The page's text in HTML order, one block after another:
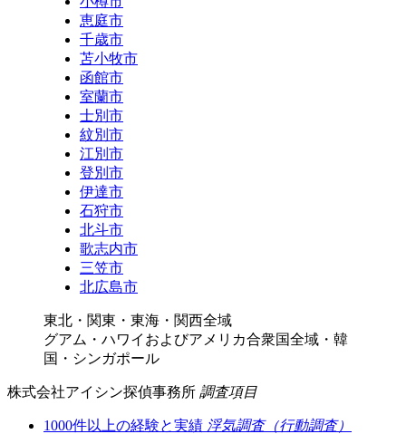
恵庭市
千歳市
苫小牧市
函館市
室蘭市
士別市
紋別市
江別市
登別市
伊達市
石狩市
北斗市
歌志内市
三笠市
北広島市
東北・関東・東海・関西全域
グアム・ハワイおよびアメリカ合衆国全域・韓
国・シンガポール
株式会社アイシン探偵事務所 調査項目
1000件以上の経験と実績 浮気調査（行動調査）